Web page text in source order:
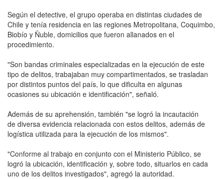
Según el detective, el grupo operaba en distintas ciudades de
Chile y tenía residencia en las regiones Metropolitana, Coquimbo,
Biobío y Ñuble, domicilios que fueron allanados en el
procedimiento.
"Son bandas criminales especializadas en la ejecución de este
tipo de delitos, trabajaban muy compartimentados, se trasladan
por distintos puntos del país, lo que dificulta en algunas
ocasiones su ubicación e identificación", señaló.
Además de su aprehensión, también "se logró la incautación
de diversa evidencia relacionada con estos delitos, además de
logística utilizada para la ejecución de los mismos".
"Conforme al trabajo en conjunto con el Ministerio Público, se
logró la ubicación, identificación y, sobre todo, situarlos en cada
uno de los delitos investigados", agregó la autoridad.